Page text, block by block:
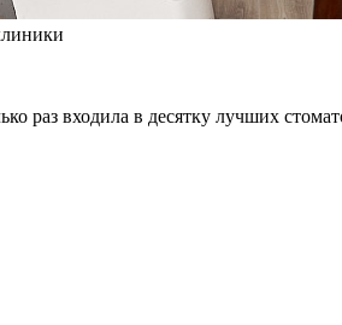
раз входила в десятку лучших